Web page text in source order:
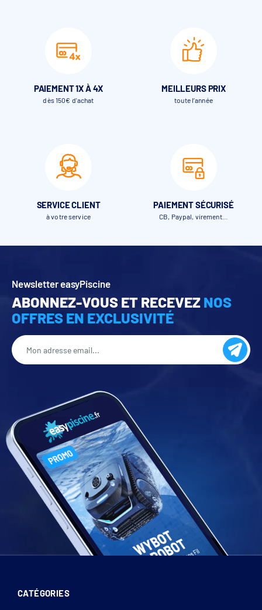
PAIEMENT 1X À 4X
dès 150€ d'achat
MEILLEURS PRIX
toute l’année
SERVICE CLIENT
à votre service
PAIEMENT SÉCURISÉ
CB, Paypal, virement…
Newsletter easyPiscine
ABONNEZ-VOUS ET RECEVEZ NOS
OFFRES EN EXCLUSIVITÉ
CATÉGORIES